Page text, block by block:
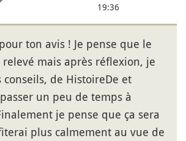
19:36
ton avis ! Je pense que le
mais après réflexion, je
conseils, de HistoireDe et
un peu de temps à
je pense que ça sera
plus calmement au vue de